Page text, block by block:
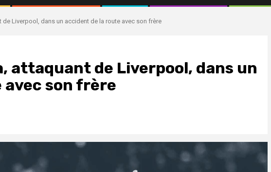
Liverpool, dans un accident de la route avec son frère
attaquant de Liverpool, dans un
son frère